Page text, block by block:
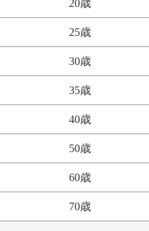
20歳
25歳
30歳
35歳
40歳
50歳
60歳
70歳